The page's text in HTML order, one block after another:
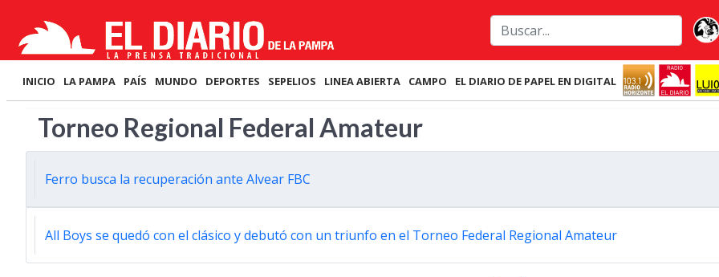
INICIO LA PAMPA PAÍS MUNDO DEPORTES SEPELIOS LINEA ABIERTA CAMPO EL DIARIO DE PAPEL EN DIGITAL
Torneo Regional Federal Amateur
Ferro busca la recuperación ante Alvear FBC
All Boys se quedó con el clásico y debutó con un triunfo en el Torneo Federal Regional Amateur